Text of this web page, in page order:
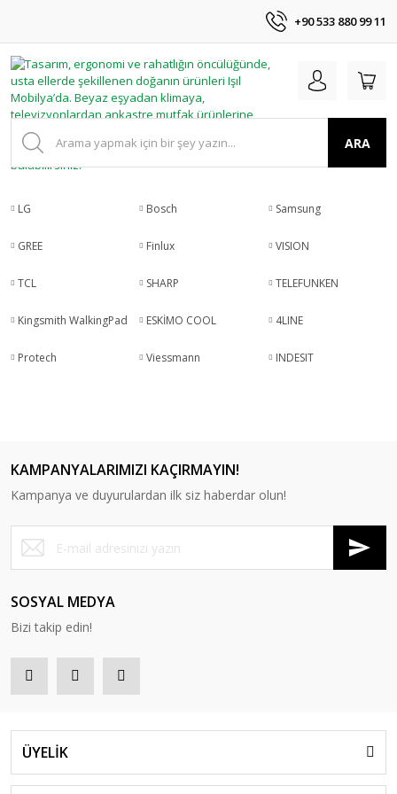
+90 533 880 99 11
ARA
LG Bosch Samsung
GREE Finlux VISION
TCL SHARP TELEFUNKEN
Kingsmith WalkingPad ESKİMO COOL 4LINE
Protech Viessmann INDESIT
KAMPANYALARIMIZI KAÇIRMAYIN!
Kampanya ve duyurulardan ilk siz haberdar olun!
SOSYAL MEDYA
Bizi takip edin!
ÜYELİK